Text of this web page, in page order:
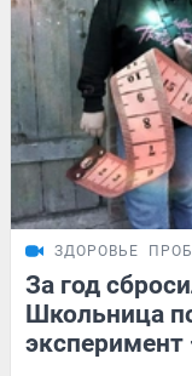
ЗДОРОВЬЕ
За год
Школьница
эксперимент